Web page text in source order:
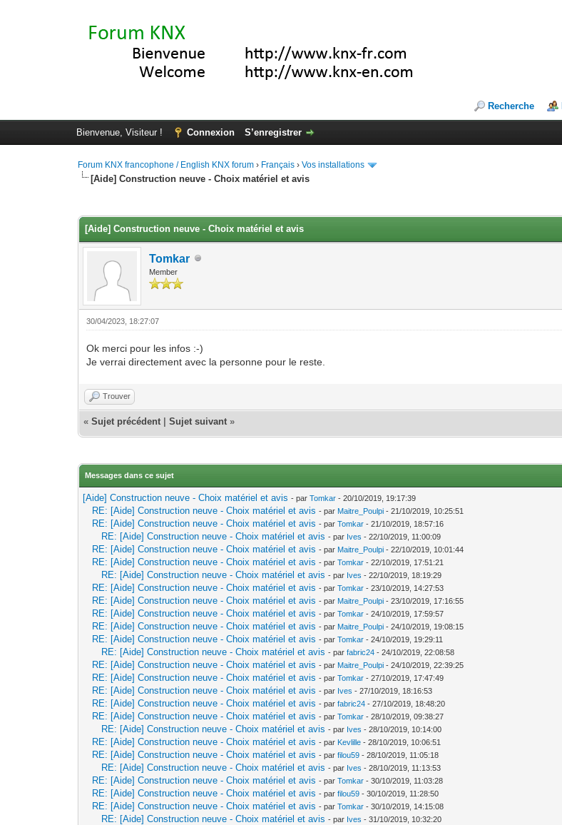
Recherche
Bienvenue, Visiteur ! Connexion S’enregistrer
Forum KNX francophone / English KNX forum › Français ›Vos installations
[Aide] Construction neuve - Choix matériel et avis
[Aide] Construction neuve - Choix matériel et avis
Tomkar
Member
30/04/2023, 18:27:07
Ok merci pour les infos :-)
Je verrai directement avec la personne pour le reste.
Trouver
«Sujet précédent |Sujet suivant »
Messages dans ce sujet
[Aide] Construction neuve - Choix matériel et avis - parTomkar - 20/10/2019, 19:17:39
RE: [Aide] Construction neuve - Choix matériel et avis - par Maitre_Poulpi - 21/10/2019, 10:25:51
RE: [Aide] Construction neuve - Choix matériel et avis - parTomkar - 21/10/2019, 18:57:16
RE: [Aide] Construction neuve - Choix matériel et avis - par Ives - 22/10/2019, 11:00:09
RE: [Aide] Construction neuve - Choix matériel et avis - par Maitre_Poulpi - 22/10/2019, 10:01:44
RE: [Aide] Construction neuve - Choix matériel et avis - parTomkar - 22/10/2019, 17:51:21
RE: [Aide] Construction neuve - Choix matériel et avis - par Ives - 22/10/2019, 18:19:29
RE: [Aide] Construction neuve - Choix matériel et avis - parTomkar - 23/10/2019, 14:27:53
RE: [Aide] Construction neuve - Choix matériel et avis - par Maitre_Poulpi - 23/10/2019, 17:16:55
RE: [Aide] Construction neuve - Choix matériel et avis - parTomkar - 24/10/2019, 17:59:57
RE: [Aide] Construction neuve - Choix matériel et avis - par Maitre_Poulpi - 24/10/2019, 19:08:15
RE: [Aide] Construction neuve - Choix matériel et avis - parTomkar - 24/10/2019, 19:29:11
RE: [Aide] Construction neuve - Choix matériel et avis - parfabric24 - 24/10/2019, 22:08:58
RE: [Aide] Construction neuve - Choix matériel et avis - par Maitre_Poulpi - 24/10/2019, 22:39:25
RE: [Aide] Construction neuve - Choix matériel et avis - parTomkar - 27/10/2019, 17:47:49
RE: [Aide] Construction neuve - Choix matériel et avis - par Ives - 27/10/2019, 18:16:53
RE: [Aide] Construction neuve - Choix matériel et avis - parfabric24 - 27/10/2019, 18:48:20
RE: [Aide] Construction neuve - Choix matériel et avis - parTomkar - 28/10/2019, 09:38:27
RE: [Aide] Construction neuve - Choix matériel et avis - par Ives - 28/10/2019, 10:14:00
RE: [Aide] Construction neuve - Choix matériel et avis - par Kevlille - 28/10/2019, 10:06:51
RE: [Aide] Construction neuve - Choix matériel et avis - parfilou59 - 28/10/2019, 11:05:18
RE: [Aide] Construction neuve - Choix matériel et avis - par Ives - 28/10/2019, 11:13:53
RE: [Aide] Construction neuve - Choix matériel et avis - parTomkar - 30/10/2019, 11:03:28
RE: [Aide] Construction neuve - Choix matériel et avis - parfilou59 - 30/10/2019, 11:28:50
RE: [Aide] Construction neuve - Choix matériel et avis - parTomkar - 30/10/2019, 14:15:08
RE: [Aide] Construction neuve - Choix matériel et avis - par Ives - 31/10/2019, 10:32:20